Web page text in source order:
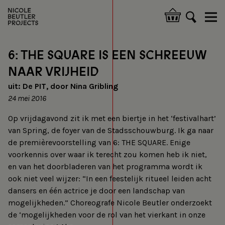
main
Hoofdnavigatie
6: THE SQUARE IS EEN SCHREEUW
NAAR VRIJHEID
uit: De PIT, door Nina Gribling
24 mei 2016
Op vrijdagavond zit ik met een biertje in het ‘festivalhart’
van Spring, de foyer van de Stadsschouwburg. Ik ga naar
de premièrevoorstelling van 6: THE SQUARE. Enige
voorkennis over waar ik terecht zou komen heb ik niet,
en van het doorbladeren van het programma wordt ik
ook niet veel wijzer: “In een feestelijk ritueel leiden acht
dansers en één actrice je door een landschap van
mogelijkheden.” Choreografe Nicole Beutler onderzoekt
de ‘mogelijkheden voor de rol van het vierkant in onze